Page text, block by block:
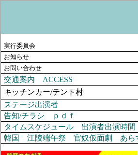
実行委員会
お知らせ
お問い合わせ
交通案内 ACCESS
キッチンカー/テント村
ステージ出演者
告知/チラシ ｐｄｆ
タイムスケジュール 出演者出演時間
韓国 江陵端午祭 官奴仮面劇 あら